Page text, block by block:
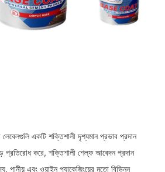
একটি শক্তিশালী দৃশ্যমান প্রভাব প্রদান
প্রতিরোধ করে, শক্তিশালী শেল্ফ আবেদন প্রদান
পানীয় এবং ওয়াইন প্যাকেজিংয়ের মতো বিভিন্ন